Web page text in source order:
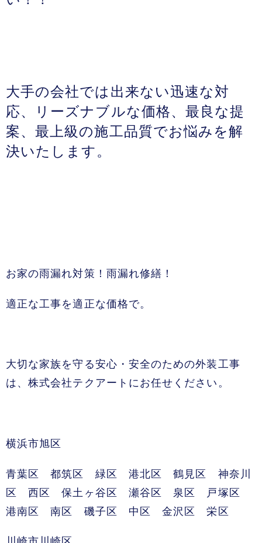
大手の会社では出来ない迅速な対
応、リーズナブルな価格、最良な提
案、最上級の施工品質でお悩みを解
決いたします。
お家の雨漏れ対策！雨漏れ修繕！
適正な工事を適正な価格で。
大切な家族を守る安心・安全のための外装工事
は、株式会社テクアートにお任せください。
横浜市旭区
青葉区 都筑区 緑区 港北区 鶴見区 神奈川
区 西区 保土ヶ谷区 瀬谷区 泉区 戸塚区
港南区 南区 磯子区 中区 金沢区 栄区